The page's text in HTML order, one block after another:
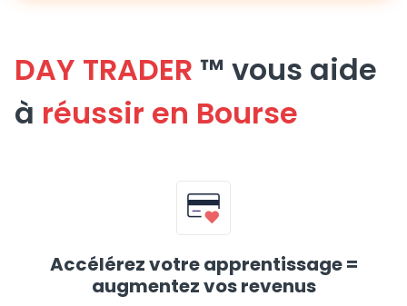
DAY TRADER ™ vous aide
à réussir en Bourse
Accélérez votre apprentissage =
augmentez vos revenus